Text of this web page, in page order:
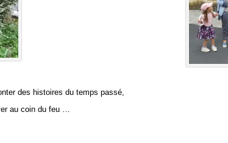
des histoires du temps passé,
au coin du feu …